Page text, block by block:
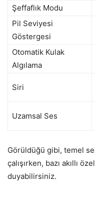
Şeffaflık Modu
Pil Seviyesi
Göstergesi
Otomatik Kulak
Algılama
Siri
Uzamsal Ses
Görüldüğü gibi, temel
çalışırken, bazı akıllı
duyabilirsiniz.